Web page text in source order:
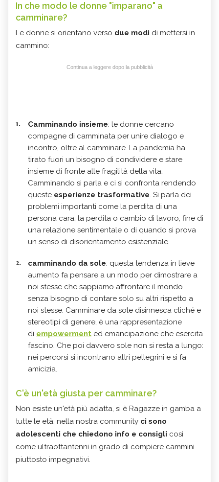
In che modo le donne "imparano" a
camminare?
Le donne si orientano verso due modi di mettersi in
cammino:
Continua a leggere dopo la pubblicità
Camminando insieme: le donne cercano
compagne di camminata per unire dialogo e
incontro, oltre al camminare. La pandemia ha
tirato fuori un bisogno di condividere e stare
insieme di fronte alle fragilità della vita.
Camminando si parla e ci si confronta rendendo
queste esperienze trasformative. Si parla dei
problemi importanti come la perdita di una
persona cara, la perdita o cambio di lavoro, fine di
una relazione sentimentale o di quando si prova
un senso di disorientamento esistenziale.
camminando da sole: questa tendenza in lieve
aumento fa pensare a un modo per dimostrare a
noi stesse che sappiamo affrontare il mondo
senza bisogno di contare solo su altri rispetto a
noi stesse. Camminare da sole disinnesca cliché e
stereotipi di genere, è una rappresentazione
di empowerment ed emancipazione che esercita
fascino. Che poi davvero sole non si resta a lungo:
nei percorsi si incontrano altri pellegrini e si fa
amicizia.
C'è un'età giusta per camminare?
Non esiste un'età più adatta, si è Ragazze in gamba a
tutte le età: nella nostra community ci sono
adolescenti che chiedono info e consigli così
come ultraottantenni in grado di compiere cammini
piuttosto impegnativi.